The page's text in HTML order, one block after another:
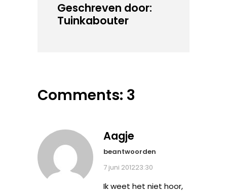
Geschreven door:
Tuinkabouter
Comments: 3
Aagje
beantwoorden
7 juni 201223:30
Ik weet het niet hoor,